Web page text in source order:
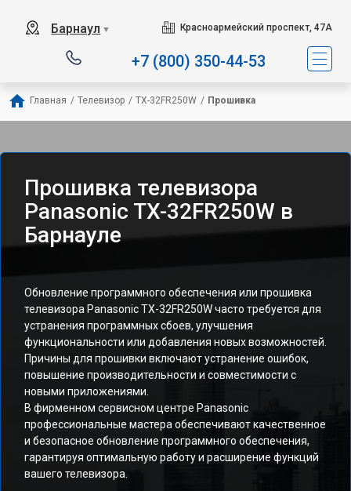
Барнаул ▼ Красноармейский проспект, 47А
+7 (800) 350-44-53
Главная / Телевизор / TX-32FR250W / Прошивка
Прошивка телевизора
Panasonic TX-32FR250W в
Барнауле
Обновление программного обеспечения или прошивка
телевизора Panasonic TX-32FR250W часто требуется для
устранения программных сбоев, улучшения
функциональности или добавления новых возможностей.
Причины для прошивки включают устранение ошибок,
повышение производительности и совместимости с
новыми приложениями.
В фирменном сервисном центре Panasonic
профессиональные мастера обеспечивают качественное
и безопасное обновление программного обеспечения,
гарантируя оптимальную работу и расширение функций
вашего телевизора.